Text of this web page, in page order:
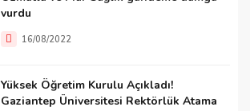
vurdu
16/08/2022
Yüksek Öğretim Kurulu Açıkladı!
Gaziantep Üniversitesi Rektörlük Atama